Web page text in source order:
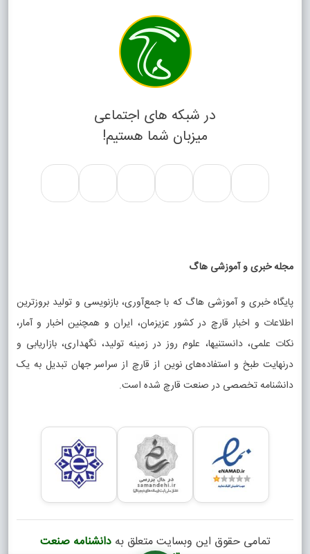
در شبکه های اجتماعی
میزبان شما هستیم!
مجله خبری و آموزشی هاگ
پایگاه خبری و آموزشی هاگ که با جمع‌آوری، بازنویسی و تولید بروزترین
اطلاعات و اخبار قارچ در کشور عزیزمان، ایران و همچنین اخبار و آمار،
نکات علمی، دانستنیها، علوم روز در زمینه تولید، نگهداری، بازاریابی و
درنهایت طبخ و استفاده‌های نوین از قارچ از سراسر جهان تبدیل به یک
دانشنامه تخصصی در صنعت قارچ شده است.
تمامی حقوق این وبسایت متعلق بهدانشنامه صنعت